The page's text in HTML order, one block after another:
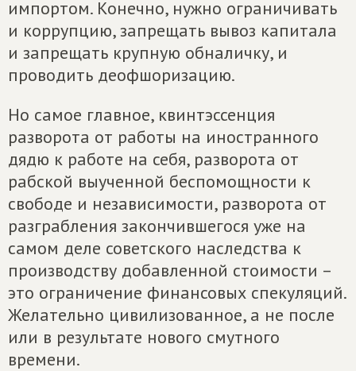
импортом. Конечно, нужно ограничивать
и коррупцию, запрещать вывоз капитала
и запрещать крупную обналичку, и
проводить деофшоризацию.
Но самое главное, квинтэссенция
разворота от работы на иностранного
дядю к работе на себя, разворота от
рабской выученной беспомощности к
свободе и независимости, разворота от
разграбления закончившегося уже на
самом деле советского наследства к
производству добавленной стоимости –
это ограничение финансовых спекуляций.
Желательно цивилизованное, а не после
или в результате нового смутного
времени.